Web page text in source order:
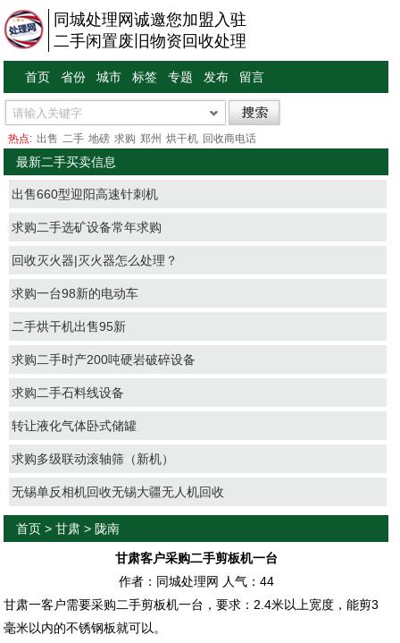
同城处理网诚邀您加盟入驻
二手闲置废旧物资回收处理
首页 省份 城市 标签 专题 发布 留言
热点: 出售 二手 地磅 求购 郑州 烘干机 回收商电话
最新二手买卖信息
出售660型迎阳高速针刺机
求购二手选矿设备常年求购
回收灭火器|灭火器怎么处理？
求购一台98新的电动车
二手烘干机出售95新
求购二手时产200吨硬岩破碎设备
求购二手石料线设备
转让液化气体卧式储罐
求购多级联动滚轴筛（新机）
无锡单反相机回收无锡大疆无人机回收
首页 >甘肃 > 陇南
甘肃客户采购二手剪板机一台
作者：同城处理网 人气： 44
甘肃一客户需要采购二手剪板机一台，要求：2.4米以上宽度，能剪3
毫米以内的不锈钢板就可以。